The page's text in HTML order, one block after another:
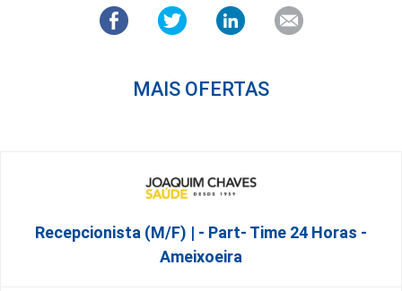
MAIS OFERTAS
Recepcionista (M/F) | - Part- Time 24 Horas -
Ameixoeira